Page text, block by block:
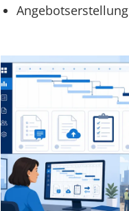
Angebotserstellung